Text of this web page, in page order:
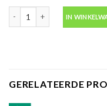
IN
GERELATEERDE